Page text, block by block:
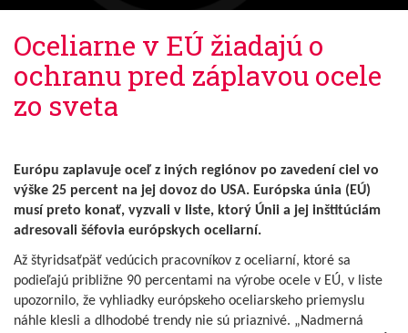
Oceliarne v EÚ žiadajú o
ochranu pred záplavou ocele
zo sveta
Európu zaplavuje oceľ z iných regiónov po zavedení ciel vo
výške 25 percent na jej dovoz do USA. Európska únia (EÚ)
musí preto konať, vyzvali v liste, ktorý Únii a jej inštitúciám
adresovali šéfovia európskych oceliarní.
Až štyridsaťpäť vedúcich pracovníkov z oceliarní, ktoré sa
podieľajú približne 90 percentami na výrobe ocele v EÚ, v liste
upozornilo, že vyhliadky európskeho oceliarskeho priemyslu
náhle klesli a dlhodobé trendy nie sú priaznivé. „Nadmerná